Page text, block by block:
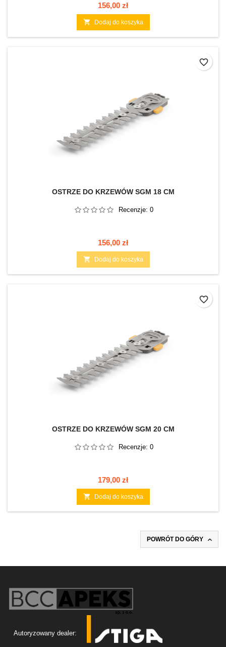
Cena
156,00 zł
 Dodaj do koszyka
OSTRZE DO KRZEWÓW SGM 18 CM
Recenzje: 0
Cena
156,00 zł
 Dodaj do koszyka
favorite_border
OSTRZE DO KRZEWÓW SGM 20 CM
Recenzje: 0
Cena
179,00 zł
 Dodaj do koszyka
favorite_border
POWRÓT DO GÓRY 
Autoryzowany dealer: